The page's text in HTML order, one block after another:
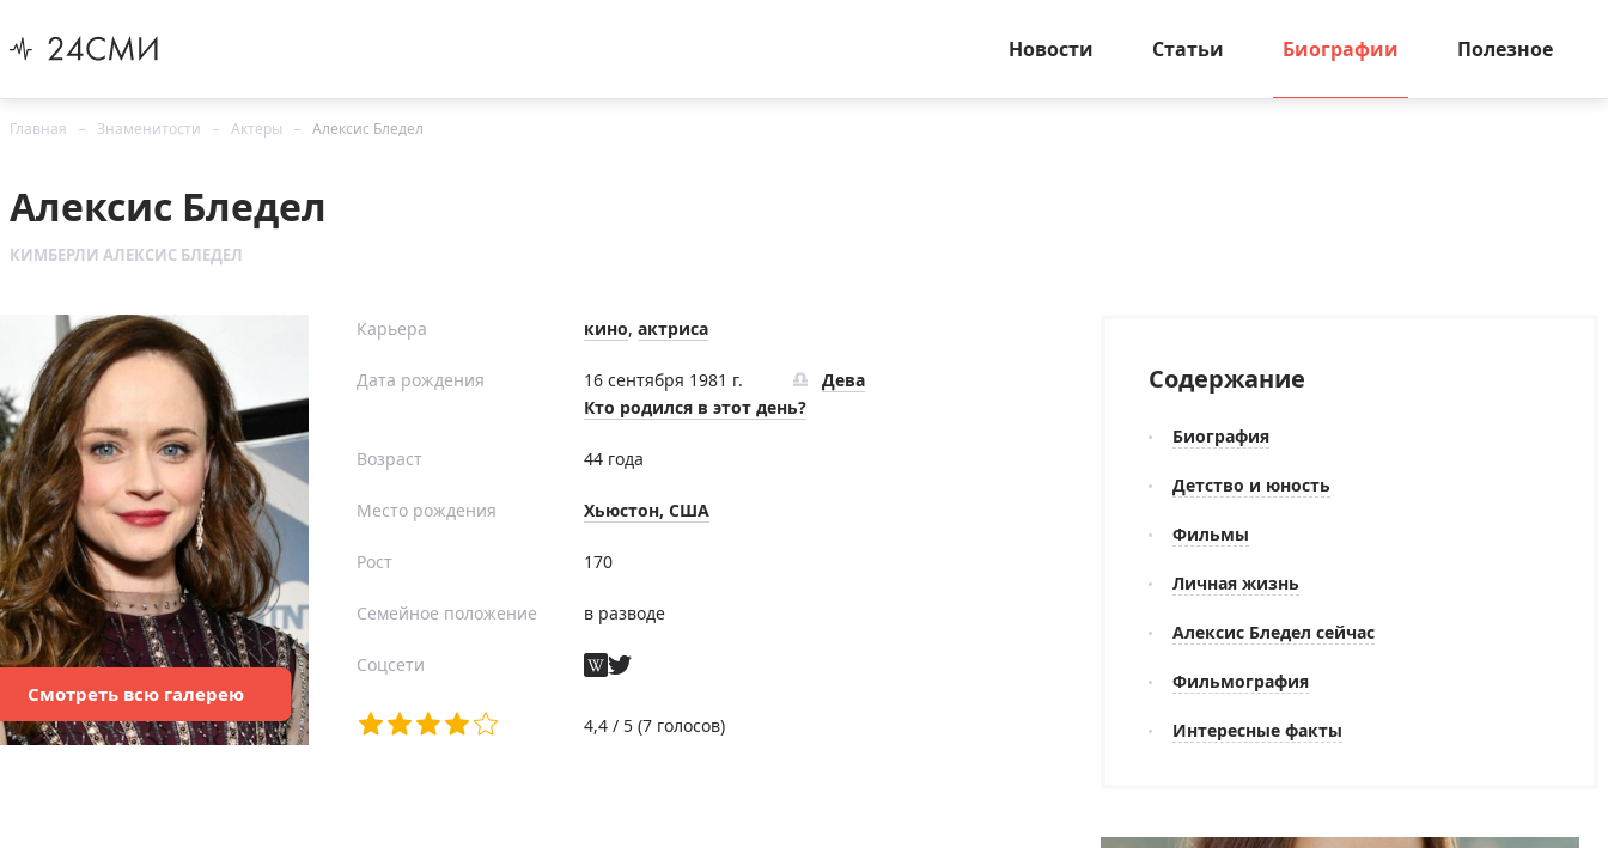
Новости Статьи Биографии Полезное
Главная Знаменитости Актеры Алексис Бледел
Алексис Бледел
КИМБЕРЛИ АЛЕКСИС БЛЕДЕЛ
Смотреть всюгалерею
Карьера кино, актриса
Дата рождения 16 сентября 1981 г.
Дева
Кто родился в этот день?
Возраст 44 года
Место рождения Хьюстон, США
Рост 170
Семейное положение в разводе
Соцсети
4,4 / 5 (7 голосов)
Содержание
Биография
Детство и юность
Фильмы
Личная жизнь
Алексис Бледел сейчас
Фильмография
Интересные факты